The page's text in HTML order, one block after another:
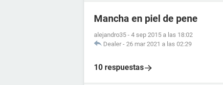
Mancha en piel de pene
alejandro35 - 4 sep 2015 a las 18:02
Dealer - 26 mar 2021 a las 02:29
10 respuestas